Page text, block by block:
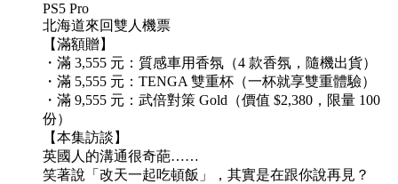
PS5 Pro
北海道來回雙人機票
【滿額贈】
・滿 3,555 元：質感車用香氛（4 款香氛，隨機出貨）
・滿 5,555 元：TENGA 雙重杯（一杯就享雙重體驗）
・滿 9,555 元：武倍對策 Gold（價值 $2,380，限量 100
份）
【本集訪談】
英國人的溝通很奇葩……
笑著說「改天一起吃頓飯」，其實是在跟你說再見？